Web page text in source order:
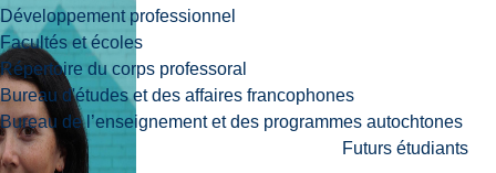
Développement professionnel
Facultés et écoles
Répertoire du corps professoral
Bureau d'études et des affaires francophones
Bureau de l’enseignement et des programmes autochtones
Futurs étudiants